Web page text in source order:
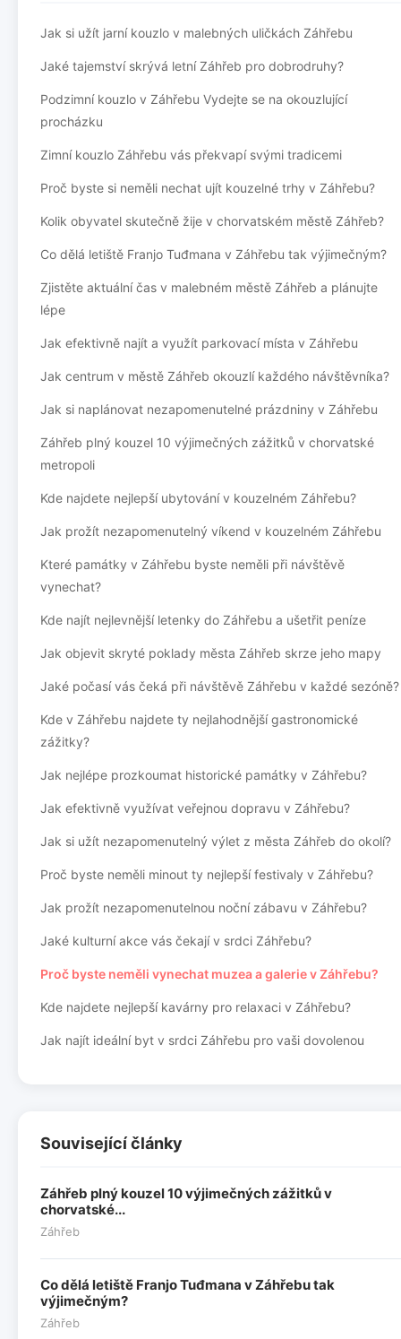
Jak si užít jarní kouzlo v malebných uličkách Záhřebu
Jaké tajemství skrývá letní Záhřeb pro dobrodruhy?
Podzimní kouzlo v Záhřebu Vydejte se na okouzlující
procházku
Zimní kouzlo Záhřebu vás překvapí svými tradicemi
Proč byste si neměli nechat ujít kouzelné trhy v Záhřebu?
Kolik obyvatel skutečně žije v chorvatském městě Záhřeb?
Co dělá letiště Franjo Tuđmana v Záhřebu tak výjimečným?
Zjistěte aktuální čas v malebném městě Záhřeb a plánujte
lépe
Jak efektivně najít a využít parkovací místa v Záhřebu
Jak centrum v městě Záhřeb okouzlí každého návštěvníka?
Jak si naplánovat nezapomenutelné prázdniny v Záhřebu
Záhřeb plný kouzel 10 výjimečných zážitků v chorvatské
metropoli
Kde najdete nejlepší ubytování v kouzelném Záhřebu?
Jak prožít nezapomenutelný víkend v kouzelném Záhřebu
Které památky v Záhřebu byste neměli při návštěvě
vynechat?
Kde najít nejlevnější letenky do Záhřebu a ušetřit peníze
Jak objevit skryté poklady města Záhřeb skrze jeho mapy
Jaké počasí vás čeká při návštěvě Záhřebu v každé sezóně?
Kde v Záhřebu najdete ty nejlahodnější gastronomické
zážitky?
Jak nejlépe prozkoumat historické památky v Záhřebu?
Jak efektivně využívat veřejnou dopravu v Záhřebu?
Jak si užít nezapomenutelný výlet z města Záhřeb do okolí?
Proč byste neměli minout ty nejlepší festivaly v Záhřebu?
Jak prožít nezapomenutelnou noční zábavu v Záhřebu?
Jaké kulturní akce vás čekají v srdci Záhřebu?
Proč byste neměli vynechat muzea a galerie v Záhřebu?
Kde najdete nejlepší kavárny pro relaxaci v Záhřebu?
Jak najít ideální byt v srdci Záhřebu pro vaši dovolenou
Související články
Záhřeb plný kouzel 10 výjimečných zážitků v
chorvatské...
Záhřeb
Co dělá letiště Franjo Tuđmana v Záhřebu tak
výjimečným?
Záhřeb